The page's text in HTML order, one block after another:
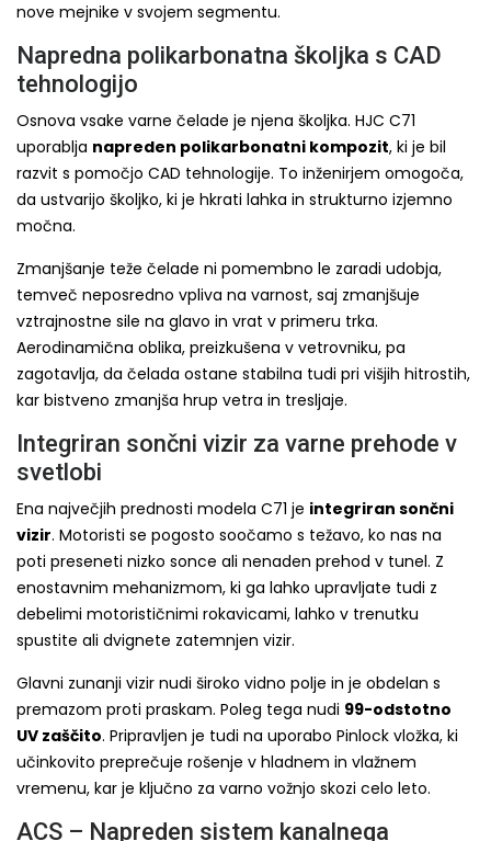
nove mejnike v svojem segmentu.
Napredna polikarbonatna školjka s CAD
tehnologijo
Osnova vsake varne čelade je njena školjka. HJC C71
uporablja napreden polikarbonatni kompozit, ki je bil
razvit s pomočjo CAD tehnologije. To inženirjem omogoča,
da ustvarijo školjko, ki je hkrati lahka in strukturno izjemno
močna.
Zmanjšanje teže čelade ni pomembno le zaradi udobja,
temveč neposredno vpliva na varnost, saj zmanjšuje
vztrajnostne sile na glavo in vrat v primeru trka.
Aerodinamična oblika, preizkušena v vetrovniku, pa
zagotavlja, da čelada ostane stabilna tudi pri višjih hitrostih,
kar bistveno zmanjša hrup vetra in tresljaje.
Integriran sončni vizir za varne prehode v
svetlobi
Ena največjih prednosti modela C71 je integriran sončni
vizir. Motoristi se pogosto soočamo s težavo, ko nas na
poti preseneti nizko sonce ali nenaden prehod v tunel. Z
enostavnim mehanizmom, ki ga lahko upravljate tudi z
debelimi motorističnimi rokavicami, lahko v trenutku
spustite ali dvignete zatemnjen vizir.
Glavni zunanji vizir nudi široko vidno polje in je obdelan s
premazom proti praskam. Poleg tega nudi 99-odstotno
UV zaščito. Pripravljen je tudi na uporabo Pinlock vložka, ki
učinkovito preprečuje rošenje v hladnem in vlažnem
vremenu, kar je ključno za varno vožnjo skozi celo leto.
ACS – Napreden sistem kanalnega